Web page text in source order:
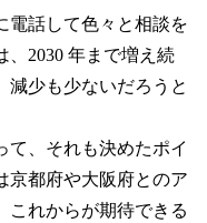
電話して色々と相談を
、2030 年まで増え続
減少も少ないだろうと
て、それも決めたポイ
京都府や大阪府とのア
これからが期待できる